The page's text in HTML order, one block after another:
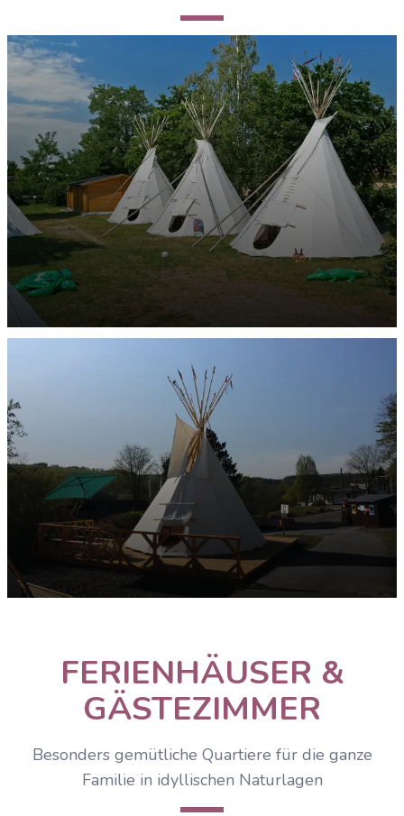
ENTDECKEN
FERIENHÄUSER &
GÄSTEZIMMER
Besonders gemütliche Quartiere für die ganze
Familie in idyllischen Naturlagen